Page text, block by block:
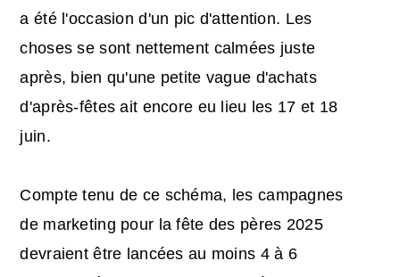
a été l'occasion d'un pic d'attention. Les
choses se sont nettement calmées juste
après, bien qu'une petite vague d'achats
d'après-fêtes ait encore eu lieu les 17 et 18
juin.
Compte tenu de ce schéma, lescampagnes
de marketing pour la fête des pères 2025
devraient être lancées au moins 4 à 6